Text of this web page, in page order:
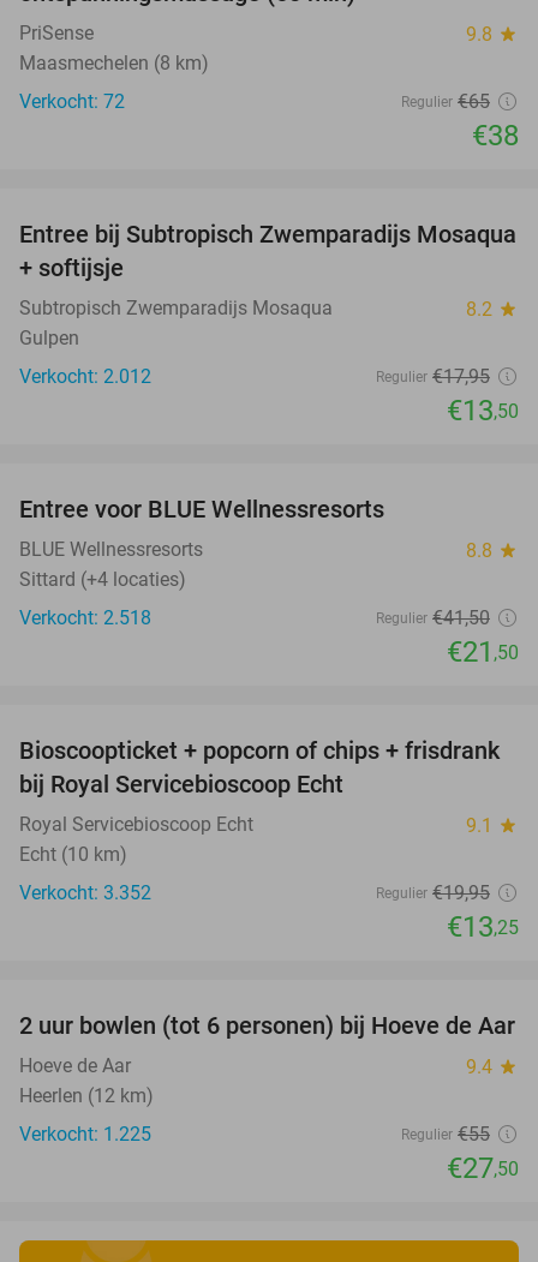
PriSense 9.8 star
Maasmechelen (8 km)
Verkocht: 72
Regulier €65
€38
25%
Entree bij Subtropisch Zwemparadijs Mosaqua
+ softijsje
Subtropisch Zwemparadijs Mosaqua 8.2 star
Gulpen
Verkocht: 2.012
Regulier €17,95
€13,50
Entree voor BLUE Wellnessresorts
BLUE Wellnessresorts 8.8 star
Sittard (+4 locaties)
Verkocht: 2.518
Regulier €41,50
€21 ,50
34%
Bioscoopticket + popcorn of chips + frisdrank
bij Royal Servicebioscoop Echt
Royal Servicebioscoop Echt 9.1 star
Echt (10 km)
Verkocht: 3.352
Regulier €19,95
€13,25
50%
2 uur bowlen (tot 6 personen) bij Hoeve de Aar
Hoeve de Aar 9.4 star
Heerlen (12 km)
Verkocht: 1.225
Regulier €55
€27,50